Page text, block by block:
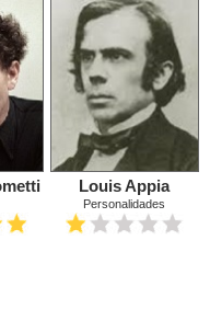
Louis Appia
Personalidades